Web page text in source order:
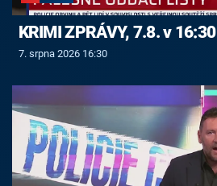
KRIMI ZPRÁVY, 7.8. v 16:30
7. srpna 2026 16:30